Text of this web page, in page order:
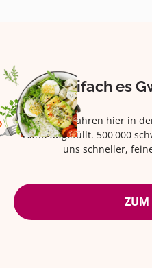
Eifach es
Seit über 42 Jahren hier in
Hand abgefüllt. 500'000
uns schneller,
ZUM